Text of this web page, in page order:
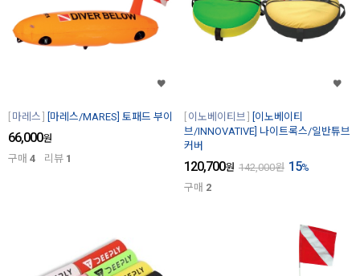
마레스 [마레스/MARES] 토패드 부이
66,000원
구매 4 리뷰 1
이노베이티브
[이노베이티
브/INNOVATIVE] 나이트록스/일반튜브
커버
120,700원 142,000원 15%
구매 2